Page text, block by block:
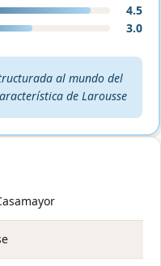
4.5
3.0
al mundo del
de Larousse